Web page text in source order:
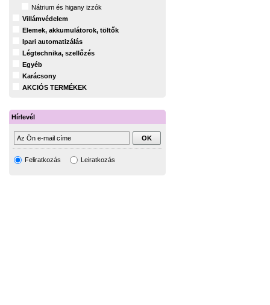
Nátrium és higany izzók
Villámvédelem
Elemek, akkumulátorok, töltők
Ipari automatizálás
Légtechnika, szellőzés
Egyéb
Karácsony
AKCIÓS TERMÉKEK
Hírlevél
Feliratkozás Leiratkozás